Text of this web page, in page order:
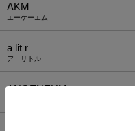
AKM
エーケーエム
a lit r
ア リトル
ANGENEHM